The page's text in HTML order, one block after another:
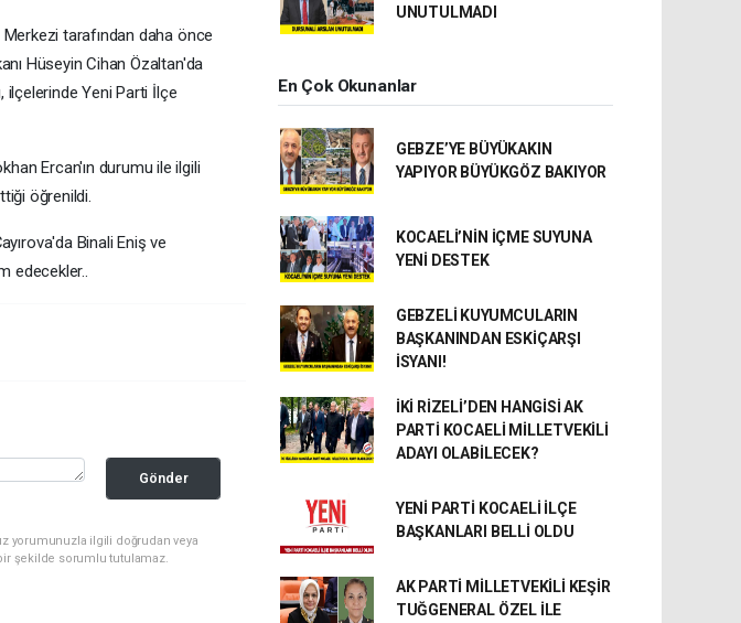
tarafından daha önce
Hüseyin Cihan Özaltan'da
ilçelerinde Yeni Parti İlçe
Ercan'ın durumu ile ilgili
öğrenildi.
Binali Eniş ve
edecekler..
Gönder
yorumunuzla ilgili doğrudan veya
şekilde sorumlu tutulamaz.
UNUTULMADI
En Çok Okunanlar
GEBZE’YE BÜYÜKAKIN
YAPIYOR BÜYÜKGÖZ BAKIYOR
KOCAELİ’NİN İÇME SUYUNA
YENİ DESTEK
GEBZELİ KUYUMCULARIN
BAŞKANINDAN ESKİÇARŞI
İSYANI!
İKİ RİZELİ’DEN HANGİSİ AK
PARTİ KOCAELİ MİLLETVEKİLİ
ADAYI OLABİLECEK?
YENİ PARTİ KOCAELİ İLÇE
BAŞKANLARI BELLİ OLDU
AK PARTİ MİLLETVEKİLİ KEŞİR
TUĞGENERAL ÖZEL İLE